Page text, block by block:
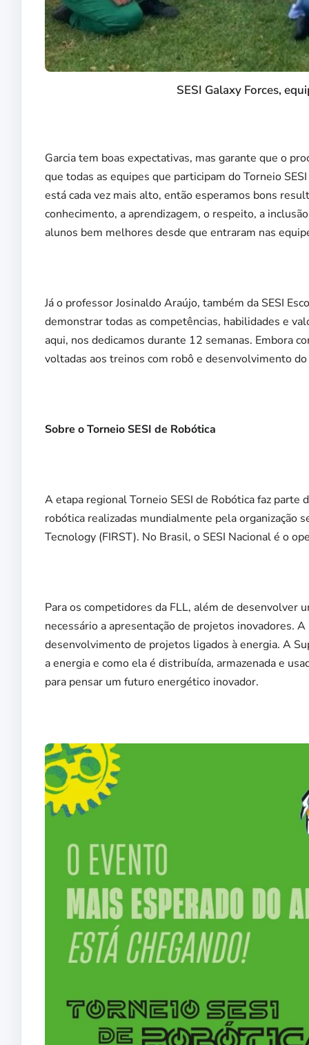
SESI Galaxy Forces,
Garcia tem boas expectativas, mas garante que o
que todas as equipes que participam do Torneio
está cada vez mais alto, então esperamos bons
conhecimento, a aprendizagem, o respeito, a
alunos bem melhores desde que entraram nas
Já o professor Josinaldo Araújo, também da SESI
demonstrar todas as competências, habilidades e
aqui, nos dedicamos durante 12 semanas. Embora
voltadas aos treinos com robô e desenvolvimento do
Sobre o Torneio SESI de Robótica
A etapa regional Torneio SESI de Robótica faz parte
robótica realizadas mundialmente pela organização
Tecnology (FIRST). No Brasil, o SESI Nacional é o
Para os competidores da FLL, além de desenvolver
necessário a apresentação de projetos inovadores.
desenvolvimento de projetos ligados à energia. A
a energia e como ela é distribuída, armazenada e
para pensar um futuro energético inovador.